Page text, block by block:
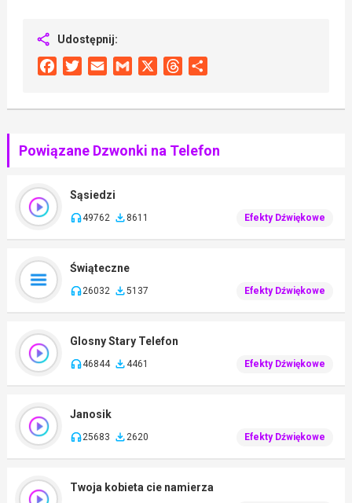
Udostępnij:
FacebookTwitterEmail Gmail Threads
Powiązane Dzwonki na Telefon
Sąsiedzi
49762 8611 Efekty Dźwiękowe
Świąteczne
26032 5137 Efekty Dźwiękowe
Glosny Stary Telefon
46844 4461 Efekty Dźwiękowe
Janosik
25683 2620 Efekty Dźwiękowe
Twoja kobieta cie namierza